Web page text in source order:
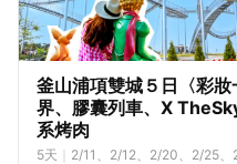
釜山浦項雙城５日〈彩
界、膠囊列車、X
系烤肉
5天
2/11、2/12、2/20、2/25